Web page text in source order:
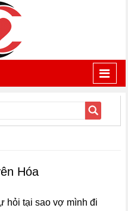
Hóa
hỏi tại sao vợ mình đi